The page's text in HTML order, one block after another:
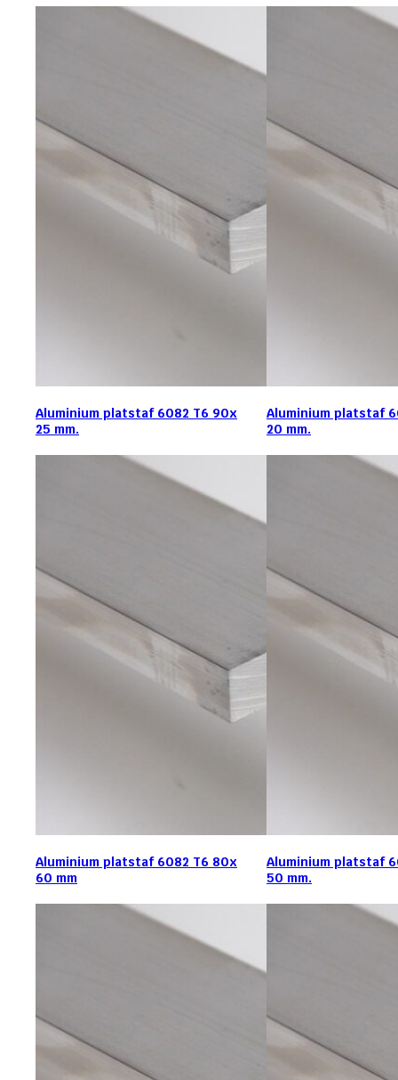
Aluminium platstaf 6082 T6 90x
25 mm.
Aluminium platstaf
20 mm.
Aluminium platstaf 6082 T6 80x
60 mm
Aluminium platstaf
50 mm.